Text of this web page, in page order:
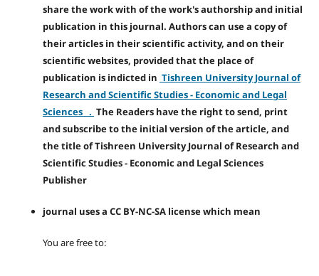
share the work with of the work's authorship and initial
publication in this journal. Authors can use a copy of
their articles in their scientific activity, and on their
scientific websites, provided that the place of
publication is indicted in Tishreen University Journal of
Research and Scientific Studies - Economic and Legal
Sciences . The Readers have the right to send, print
and subscribe to the initial version of the article, and
the title of Tishreen University Journal of Research and
Scientific Studies - Economic and Legal Sciences
Publisher
journal uses a CC BY-NC-SA license which mean
You are free to: